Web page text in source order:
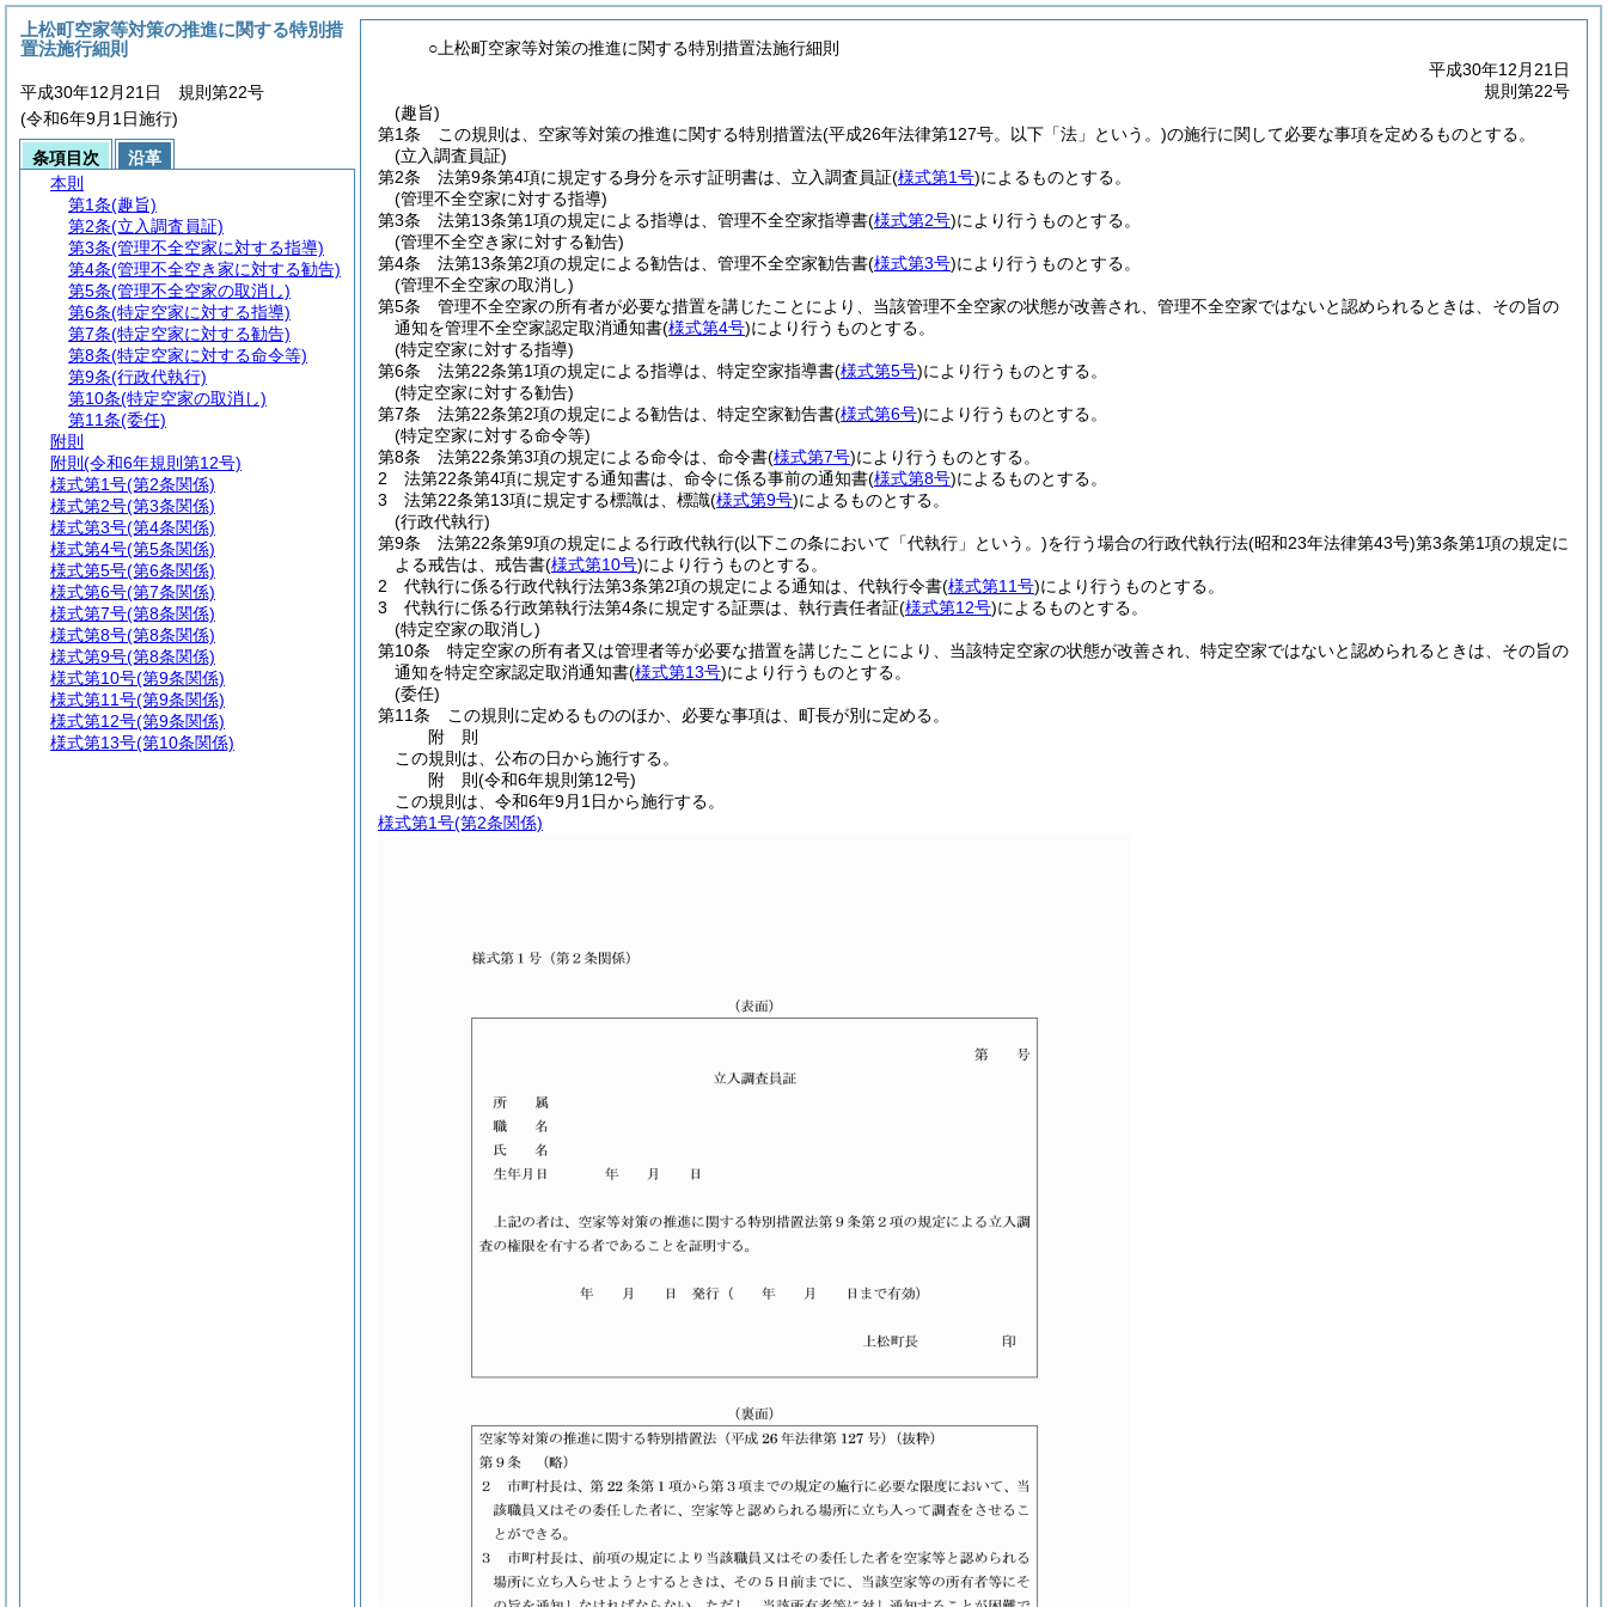
○上松町空家等対策の推進に関する特別措置法施行細則
平成30年12月21日
規則第22号
(趣旨)
第1条
この規則は、空家等対策の推進に関する特別措置法(平成26年法律第127号。以下「法」という。)の施行に関して必要な事項を定めるものとする。
(立入調査員証)
第2条
法第9条第4項に規定する身分を示す証明書は、立入調査員証(様式第1号)によるものとする。
(管理不全空家に対する指導)
第3条
法第13条第1項の規定による指導は、管理不全空家指導書(様式第2号)により行うものとする。
(管理不全空き家に対する勧告)
第4条
法第13条第2項の規定による勧告は、管理不全空家勧告書(様式第3号)により行うものとする。
(管理不全空家の取消し)
第5条
管理不全空家の所有者が必要な措置を講じたことにより、当該管理不全空家の状態が改善され、管理不全空家ではないと認められるときは、その旨の
通知を管理不全空家認定取消通知書(様式第4号)により行うものとする。
(特定空家に対する指導)
第6条
法第22条第1項の規定による指導は、特定空家指導書(様式第5号)により行うものとする。
(特定空家に対する勧告)
第7条
法第22条第2項の規定による勧告は、特定空家勧告書(様式第6号)により行うものとする。
(特定空家に対する命令等)
第8条
法第22条第3項の規定による命令は、命令書(様式第7号)により行うものとする。
2
法第22条第4項に規定する通知書は、命令に係る事前の通知書(様式第8号)によるものとする。
3
法第22条第13項に規定する標識は、標識(様式第9号)によるものとする。
(行政代執行)
第9条
法第22条第9項の規定による行政代執行(以下この条において「代執行」という。)を行う場合の行政代執行法(昭和23年法律第43号)第3条第1項の規定に
よる戒告は、戒告書(様式第10号)により行うものとする。
2
代執行に係る行政代執行法第3条第2項の規定による通知は、代執行令書(様式第11号)により行うものとする。
3
代執行に係る行政第執行法第4条に規定する証票は、執行責任者証(様式第12号)によるものとする。
(特定空家の取消し)
第10条
特定空家の所有者又は管理者等が必要な措置を講じたことにより、当該特定空家の状態が改善され、特定空家ではないと認められるときは、その旨の
通知を特定空家認定取消通知書(様式第13号)により行うものとする。
(委任)
第11条
この規則に定めるもののほか、必要な事項は、町長が別に定める。
附 則
この規則は、公布の日から施行する。
附 則(令和6年規則第12号)
この規則は、令和6年9月1日から施行する。
様式第1号(第2条関係)
上松町空家等対策の推進に関する特別措
置法施行細則
平成30年12月21日 規則第22号
(令和6年9月1日施行)
条項目次
沿革
本則
第1条(趣旨)
第2条(立入調査員証)
第3条(管理不全空家に対する指導)
第4条(管理不全空き家に対する勧告)
第5条(管理不全空家の取消し)
第6条(特定空家に対する指導)
第7条(特定空家に対する勧告)
第8条(特定空家に対する命令等)
第9条(行政代執行)
第10条(特定空家の取消し)
第11条(委任)
附則
附則 (令和6年規則第12号)
様式第1号(第2条関係)
様式第2号(第3条関係)
様式第3号(第4条関係)
様式第4号(第5条関係)
様式第5号(第6条関係)
様式第6号(第7条関係)
様式第7号(第8条関係)
様式第8号(第8条関係)
様式第9号(第8条関係)
様式第10号(第9条関係)
様式第11号(第9条関係)
様式第12号(第9条関係)
様式第13号(第10条関係)